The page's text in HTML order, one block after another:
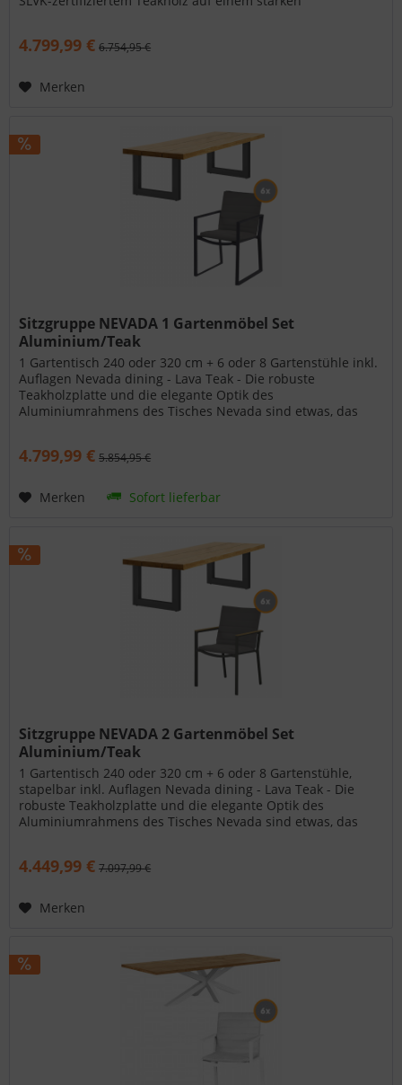
4.799,99 € 6.754,95 €
Merken
Sitzgruppe NEVADA 1 Gartenmöbel Set
Aluminium/Teak
1 Gartentisch 240 oder 320 cm + 6 oder 8 Gartenstühle inkl.
Auflagen Nevada dining - Lava Teak - Die robuste
Teakholzplatte und die elegante Optik des
Aluminiumrahmens des Tisches Nevada sind etwas, das
4.799,99 € 5.854,95 €
Merken Sofort lieferbar
Sitzgruppe NEVADA 2 Gartenmöbel Set
Aluminium/Teak
1 Gartentisch 240 oder 320 cm + 6 oder 8 Gartenstühle,
stapelbar inkl. Auflagen Nevada dining - Lava Teak - Die
robuste Teakholzplatte und die elegante Optik des
Aluminiumrahmens des Tisches Nevada sind etwas, das
4.449,99 € 7.097,99 €
Merken